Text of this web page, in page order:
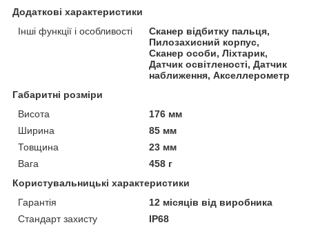
Додаткові характеристики
Інші функції і особливості
Сканер відбитку пальця,
Пилозахисний корпус,
Сканер особи, Ліхтарик,
Датчик освітленості, Датчик
наближення, Акселлерометр
Габаритні розміри
Висота
176 мм
Ширина
85 мм
Товщина
23 мм
Вага
458 г
Користувальницькі характеристики
Гарантія
12 місяців від виробника
Стандарт захисту
IP68